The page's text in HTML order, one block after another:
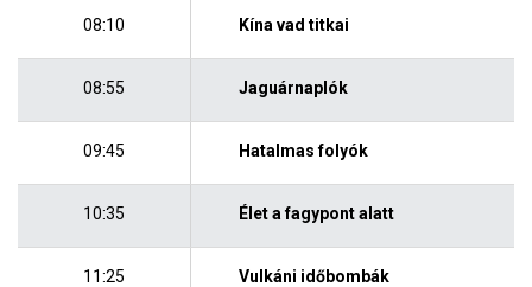
08:10 Kína vad titkai
08:55 Jaguárnaplók
09:45 Hatalmas folyók
10:35 Élet a fagypont alatt
11:25 Vulkáni időbombák